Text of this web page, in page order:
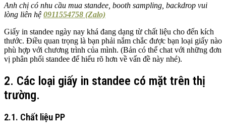
Anh chị có nhu cầu mua standee, booth sampling, backdrop vui
lòng liên hệ0911554758 (Zalo)
Giấy in standee ngày nay khá đang dạng từ chất liệu cho đến kích
thước. Điều quan trọng là bạn phải nắm chắc được bạn loại giấy nào
phù hợp với chương trình của mình. (Bản có thể chat với những đơn
vị phân phối standee để hiểu rõ hơn về vấn đề này nhé).
2. Các loại giấy in standee có mặt trên thị
trường.
2.1. Chất liệu PP